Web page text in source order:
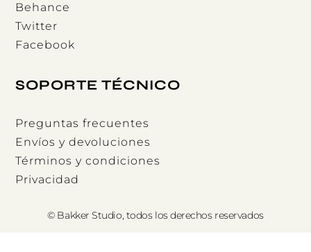
Behance
Twitter
Facebook
SOPORTE TÉCNICO
Preguntas frecuentes
Envíos y devoluciones
Términos y condiciones
Privacidad
© Bakker Studio, todos los derechos reservados